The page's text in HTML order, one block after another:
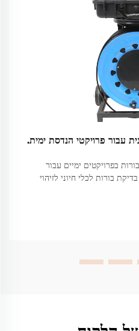
עבור פרויקטי הנדסת ימית.
בפרויקטים ימיים עבור
בורות לכלי חיוני לזיהוי